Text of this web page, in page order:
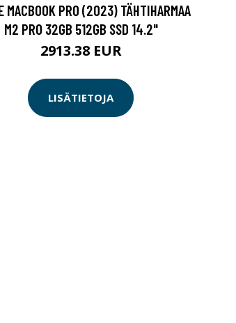
MACBOOK PRO (2023) TÄHTIHARMAA
M2 PRO 32GB 512GB SSD 14.2"
2913.38 EUR
LISÄTIETOJA